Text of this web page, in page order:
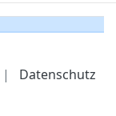
| Datenschutz